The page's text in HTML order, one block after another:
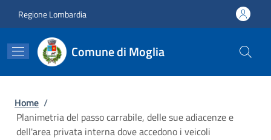
Regione Lombardia
Comune di Moglia
Briciole di pane
Home /
Planimetria del passo carrabile, delle sue adiacenze e
dell'area privata interna dove accedono i veicoli